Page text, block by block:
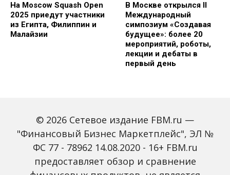
На Moscow Squash Open
2025 приедут участники
из Египта, Филиппин и
Малайзии
В Москве открылся II
Международный
симпозиум «Создавая
будущее»: более 20
мероприятий, роботы,
лекции и дебаты в
первый день
Зарплаты вырастут,
банки включат защиту
Россиян предупредили
© 2026 Сетевое издание FBM.ru —
"Финансовый Бизнес Маркетплейс", ЭЛ №
ФС 77 - 78962 14.08.2020 - 16+ FBM.ru
предоставляет обзор и сравнение